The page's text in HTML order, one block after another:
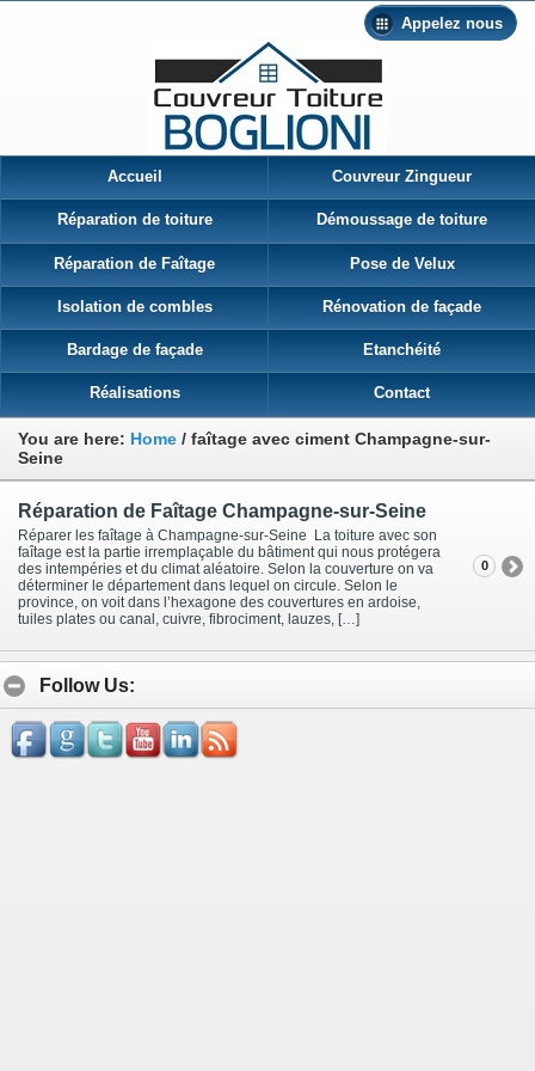
Appelez nous
Accueil Couvreur Zingueur
Réparation de toiture Démoussage de toiture
Réparation de Faîtage Pose de Velux
Isolation de combles Rénovation de façade
Bardage de façade Etanchéité
Réalisations Contact
You are here: Home / faîtage avec ciment Champagne-sur-
Seine
Réparation de Faîtage Champagne-sur-Seine
Réparer les faîtage à Champagne-sur-Seine La toiture avec son
faîtage est la partie irremplaçable du bâtiment qui nous protégera
des intempéries et du climat aléatoire. Selon la couverture on va
déterminer le département dans lequel on circule. Selon le
province, on voit dans l’hexagone des couvertures en ardoise,
tuiles plates ou canal, cuivre, fibrociment, lauzes, […]
0
Follow Us: